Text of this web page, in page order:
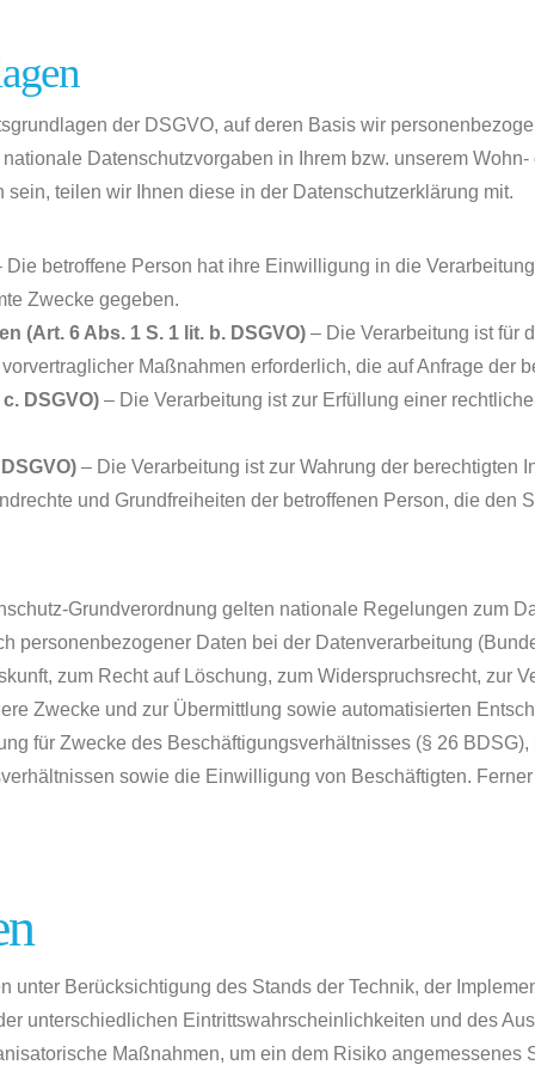
der DSGVO, auf deren Basis wir
Datenschutzvorgaben in Ihrem bzw. unserem
teilen wir Ihnen diese in der Datenschutzerklärung mit.
Die betroffene Person hat ihre Einwilligung in die
Zwecke gegeben.
(Art. 6 Abs. 1 S. 1 lit. b. DSGVO) – Die Verarbeitung ist für
Maßnahmen erforderlich, die auf Anfrage der
DSGVO) – Die Verarbeitung ist zur Erfüllung einer
– Die Verarbeitung ist zur Wahrung der berechtigten
und Grundfreiheiten der betroffenen Person, die den
Grundverordnung gelten nationale Regelungen zum
personenbezogener Daten bei der Datenverarbeitung
zum Recht auf Löschung, zum Widerspruchsrecht, zur
Zwecke und zur Übermittlung sowie automatisierten
für Zwecke des Beschäftigungsverhältnisses (§ 26
sowie die Einwilligung von Beschäftigten.
unter Berücksichtigung des Stands der Technik, der
unterschiedlichen Eintrittswahrscheinlichkeiten und des
Maßnahmen, um ein dem Risiko angemessenes